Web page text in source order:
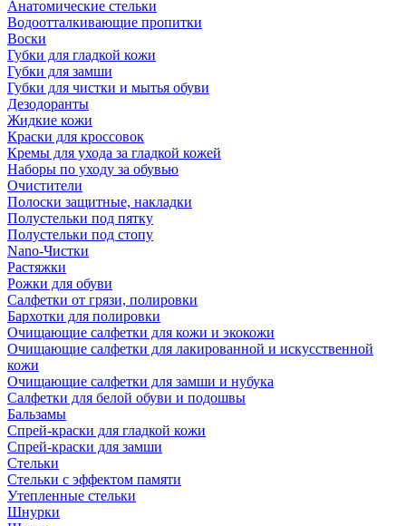
Анатомические стельки
Водоотталкивающие пропитки
Воски
Губки для гладкой кожи
Губки для замши
Губки для чистки и мытья обуви
Дезодоранты
Жидкие кожи
Краски для кроссовок
Кремы для ухода за гладкой кожей
Наборы по уходу за обувью
Очистители
Полоски защитные, накладки
Полустельки под пятку
Полустельки под стопу
Nano-Чистки
Растяжки
Рожки для обуви
Салфетки от грязи, полировки
Бархотки для полировки
Очищающие салфетки для кожи и экокожи
Очищающие салфетки для лакированной и искусственной
кожи
Очищающие салфетки для замши и нубука
Салфетки для белой обуви и подошвы
Бальзамы
Спрей-краски для гладкой кожи
Спрей-краски для замши
Стельки
Стельки с эффектом памяти
Утепленные стельки
Шнурки